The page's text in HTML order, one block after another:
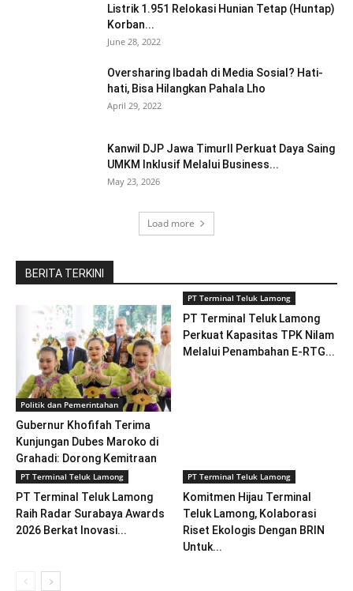
Listrik 1.951 Relokasi Hunian Tetap (Huntap)
Korban...
June 28, 2022
Oversharing Ibadah di Media Sosial? Hati-
hati, Bisa Hilangkan Pahala Lho
April 29, 2022
Kanwil DJP Jawa TimurII Perkuat Daya Saing
UMKM Inklusif Melalui Business...
May 23, 2026
Load more
BERITA TERKINI
Politik dan Pemerintahan
Gubernur Khofifah Terima
Kunjungan Dubes Maroko di
Grahadi: Dorong Kemitraan
Strategis...
PT Terminal Teluk Lamong
PT Terminal Teluk Lamong
Perkuat Kapasitas TPK Nilam
Melalui Penambahan E-RTG...
PT Terminal Teluk Lamong
PT Terminal Teluk Lamong
Raih Radar Surabaya Awards
2026 Berkat Inovasi...
PT Terminal Teluk Lamong
Komitmen Hijau Terminal
Teluk Lamong, Kolaborasi
Riset Ekologis Dengan BRIN
Untuk...